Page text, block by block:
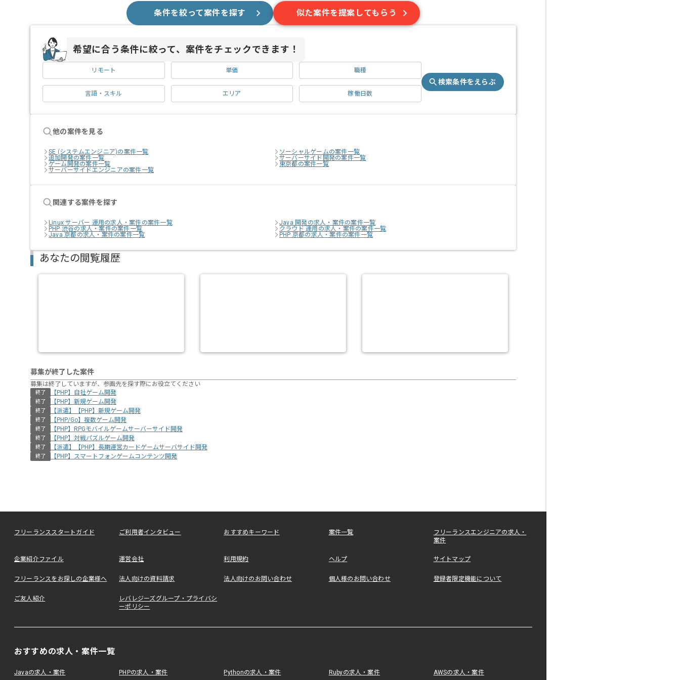
条件を絞って案件を探す 似た案件を提案してもらう
希望に合う条件に絞って、案件をチェックできます！
リモート 単価 職種
言語・スキル エリア 稼働日数
検索条件をえらぶ
他の案件を見る
SE (システムエンジニア)の案件一覧
ソーシャルゲームの案件一覧
追加開発の案件一覧
サーバーサイド開発の案件一覧
ゲーム開発の案件一覧
東京都の案件一覧
サーバーサイドエンジニアの案件一覧
関連する案件を探す
Linux サーバー 運用の求人・案件の案件一覧
Java 開発の求人・案件の案件一覧
PHP 渋谷の求人・案件の案件一覧
クラウド 運用の求人・案件の案件一覧
Java 京都の求人・案件の案件一覧
PHP 京都の求人・案件の案件一覧
あなたの閲覧履歴
募集が終了した案件
募集は終了していますが、参画先を探す際にお役立てください
終了 【PHP】自社ゲーム開発
終了 【PHP】新規ゲーム開発
終了 【派遣】【PHP】新規ゲーム開発
終了 【PHP/Go】複数ゲーム開発
終了 【PHP】RPGモバイルゲームサーバーサイド開発
終了 【PHP】対戦パズルゲーム開発
終了 【派遣】【PHP】長期運営カードゲームサーバサイド開発
終了 【PHP】スマートフォンゲームコンテンツ開発
フリーランススタートガイド ご利用者インタビュー おすすめキーワード 案件一覧
フリーランスエンジニアの求人・
案件
企業紹介ファイル 運営会社 利用規約 ヘルプ サイトマップ
フリーランスをお探しの企業様へ 法人向けの資料請求 法人向けのお問い合わせ 個人様のお問い合わせ 登録者限定機能について
ご友人紹介
レバレジーズグループ・プライバシ
ーポリシー
おすすめの求人・案件一覧
Javaの求人・案件 PHPの求人・案件 Pythonの求人・案件 Rubyの求人・案件 AWSの求人・案件